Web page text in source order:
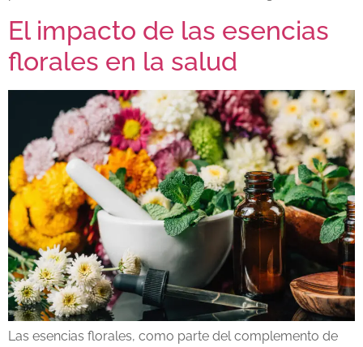
El impacto de las esencias
florales en la salud
Las esencias florales, como parte del complemento de